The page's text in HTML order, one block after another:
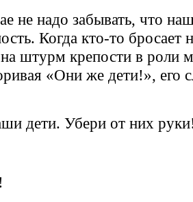
не надо забывать, что
Когда кто-то бросает
штурм крепости в роли
«Они же дети!», его
дети. Убери от них